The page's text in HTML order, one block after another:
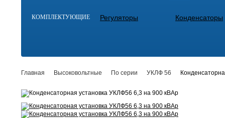
КОМПЛЕКТУЮЩИЕ Регуляторы Конденсаторы
Главная Высоковольтные По серии УКЛФ 56